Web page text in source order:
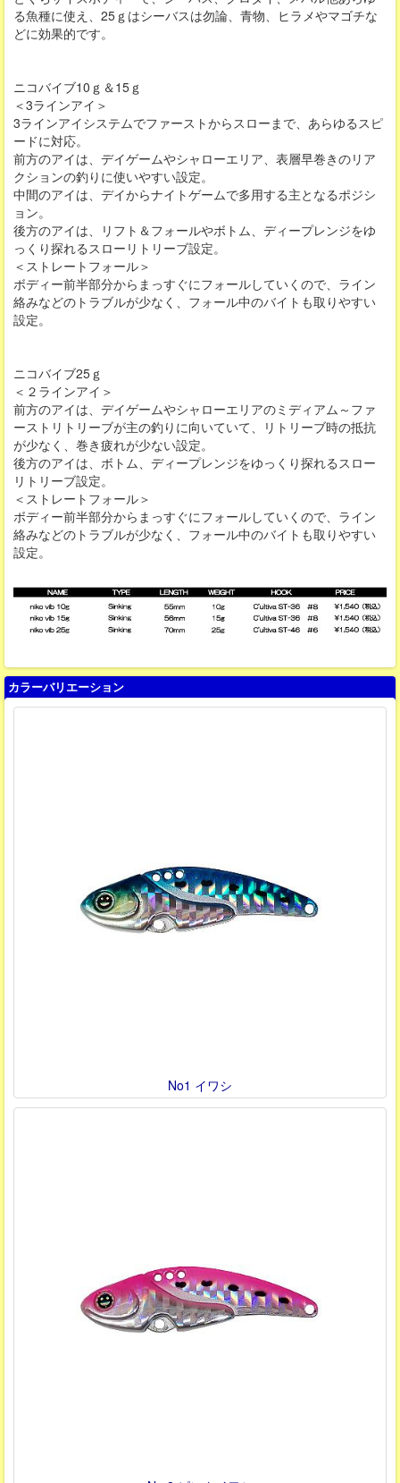
る魚種に使え、25ｇはシーバスは勿論、青物、ヒラメやマゴチな
どに効果的です。
ニコバイブ10ｇ＆15ｇ
＜3ラインアイ＞
3ラインアイシステムでファーストからスローまで、あらゆるスピ
ードに対応。
前方のアイは、デイゲームやシャローエリア、表層早巻きのリア
クションの釣りに使いやすい設定。
中間のアイは、デイからナイトゲームで多用する主となるポジシ
ョン。
後方のアイは、リフト＆フォールやボトム、ディープレンジをゆ
っくり探れるスローリトリーブ設定。
＜ストレートフォール＞
ボディー前半部分からまっすぐにフォールしていくので、ライン
絡みなどのトラブルが少なく、フォール中のバイトも取りやすい
設定。
ニコバイブ25ｇ
＜２ラインアイ＞
前方のアイは、デイゲームやシャローエリアのミディアム～ファ
ーストリトリーブが主の釣りに向いていて、リトリーブ時の抵抗
が少なく、巻き疲れが少ない設定。
後方のアイは、ボトム、ディープレンジをゆっくり探れるスロー
リトリーブ設定。
＜ストレートフォール＞
ボディー前半部分からまっすぐにフォールしていくので、ライン
絡みなどのトラブルが少なく、フォール中のバイトも取りやすい
設定。
カラーバリエーション
No1 イワシ